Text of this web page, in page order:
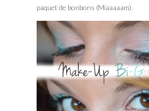
paquet de bonbons (Miaaaaam).